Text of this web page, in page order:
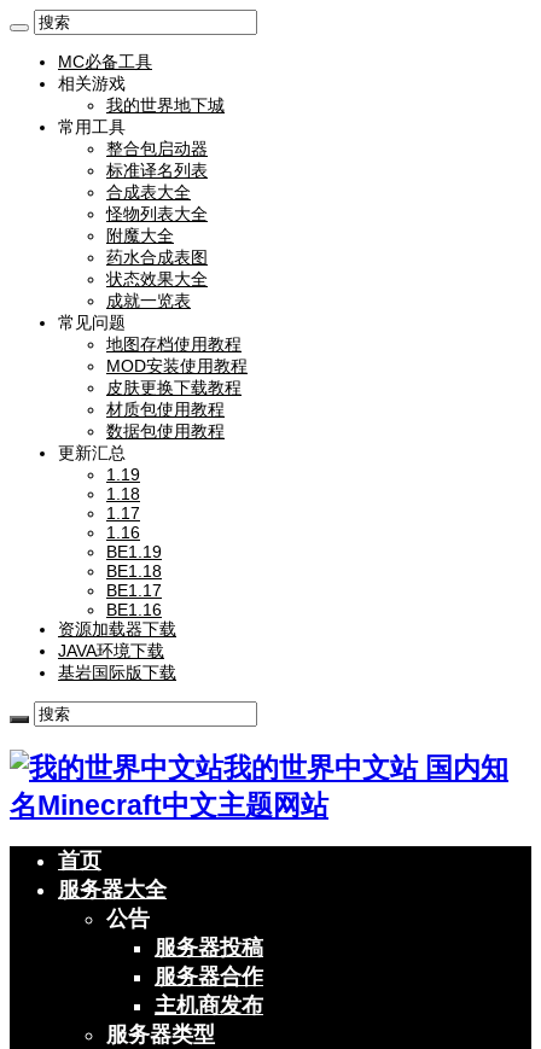
MC必备工具
相关游戏
我的世界地下城
常用工具
整合包启动器
标准译名列表
合成表大全
怪物列表大全
附魔大全
药水合成表图
状态效果大全
成就一览表
常见问题
地图存档使用教程
MOD安装使用教程
皮肤更换下载教程
材质包使用教程
数据包使用教程
更新汇总
1.19
1.18
1.17
1.16
BE1.19
BE1.18
BE1.17
BE1.16
资源加载器下载
JAVA环境下载
基岩国际版下载
我的世界中文站 国内知
名Minecraft中文主题网站
首页
服务器大全
公告
服务器投稿
服务器合作
主机商发布
服务器类型